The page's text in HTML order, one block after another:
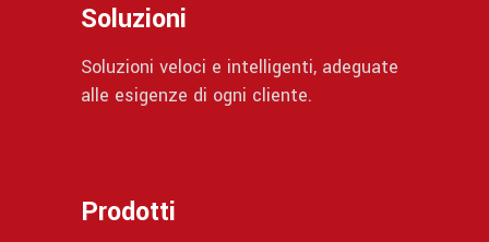
Soluzioni
Soluzioni veloci e intelligenti, adeguate
alle esigenze di ogni cliente.
Prodotti